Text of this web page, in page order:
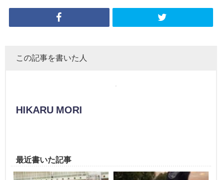
この記事を書いた人
HIKARU MORI
最近書いた記事